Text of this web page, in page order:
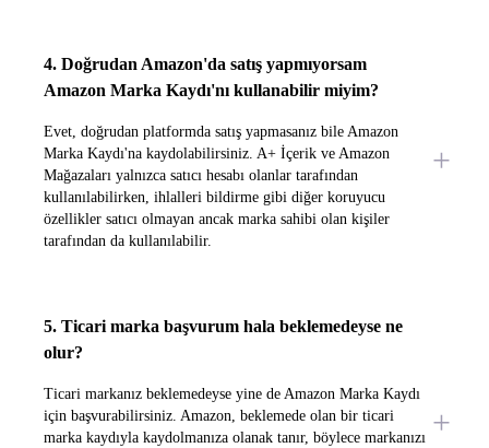
4. Doğrudan Amazon'da satış yapmıyorsam
Amazon Marka Kaydı'nı kullanabilir miyim?
Evet, doğrudan platformda satış yapmasanız bile Amazon
Marka Kaydı'na kaydolabilirsiniz. A+ İçerik ve Amazon
Mağazaları yalnızca satıcı hesabı olanlar tarafından
kullanılabilirken, ihlalleri bildirme gibi diğer koruyucu
özellikler satıcı olmayan ancak marka sahibi olan kişiler
tarafından da kullanılabilir.
5. Ticari marka başvurum hala beklemedeyse ne
olur?
Ticari markanız beklemedeyse yine de Amazon Marka Kaydı
için başvurabilirsiniz. Amazon, beklemede olan bir ticari
marka kaydıyla kaydolmanıza olanak tanır, böylece markanızı